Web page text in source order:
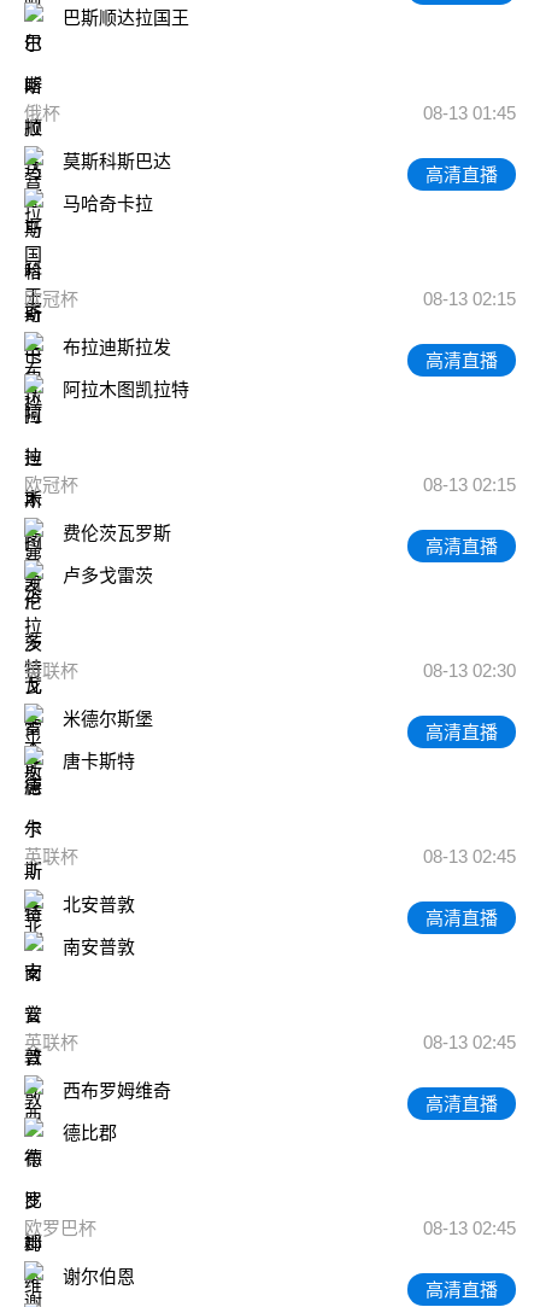
巴斯顺达拉国王
俄杯 08-13 01:45
莫斯科斯巴达
马哈奇卡拉
高清直播
欧冠杯 08-13 02:15
布拉迪斯拉发
阿拉木图凯拉特
高清直播
欧冠杯 08-13 02:15
费伦茨瓦罗斯
卢多戈雷茨
高清直播
英联杯 08-13 02:30
米德尔斯堡
唐卡斯特
高清直播
英联杯 08-13 02:45
北安普敦
南安普敦
高清直播
英联杯 08-13 02:45
西布罗姆维奇
德比郡
高清直播
欧罗巴杯 08-13 02:45
谢尔伯恩
高清直播